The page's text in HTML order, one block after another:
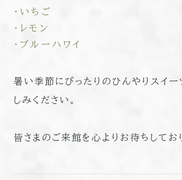
・いちご
・レモン
・ブルーハワイ
暑い季節にぴったりのひんやりスイー
しみください。
皆さまのご来館を心よりお待ちしてお